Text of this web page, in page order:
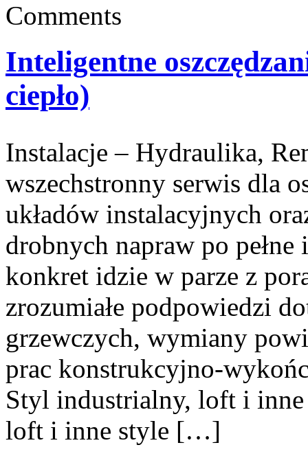
Comments
Inteligentne
ciepło)
Instalacje – Hydraulika,
wszechstronny serwis dla
układów instalacyjnych
drobnych napraw po
konkret idzie w parze z
zrozumiałe podpowiedzi
grzewczych, wymiany
prac konstrukcyjno-
Styl industrialny, loft i
loft i inne style […]